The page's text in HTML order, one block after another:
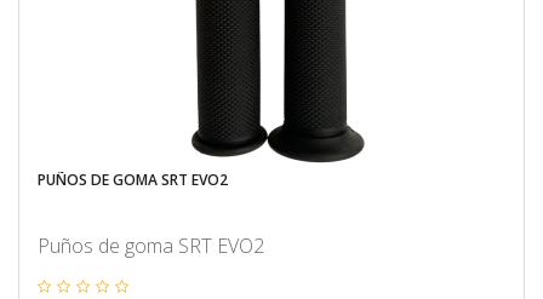
PUÑOS DE GOMA SRT EVO2
Puños de goma SRT EVO2